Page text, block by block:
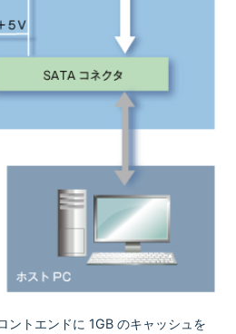
ントエンドに 1GB のキャッシュを